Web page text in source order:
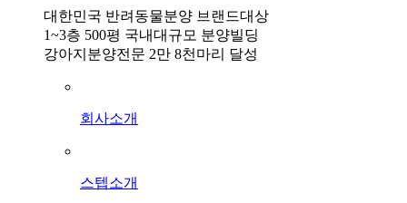
대한민국 반려동물분양 브랜드대상
1~3층 500평 국내대규모 분양빌딩
강아지분양전문 2만 8천마리 달성
회사소개
스텝소개